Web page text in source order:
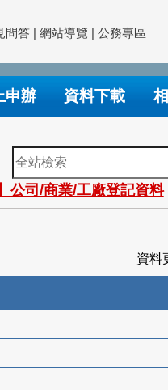
問答 | 網站導覽 | 公務專區
申辦 資料下載
全
站
檢
索
公司/商業/工廠登記資料
資料